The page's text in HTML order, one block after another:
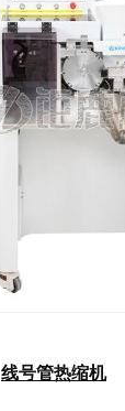
线号管热缩机